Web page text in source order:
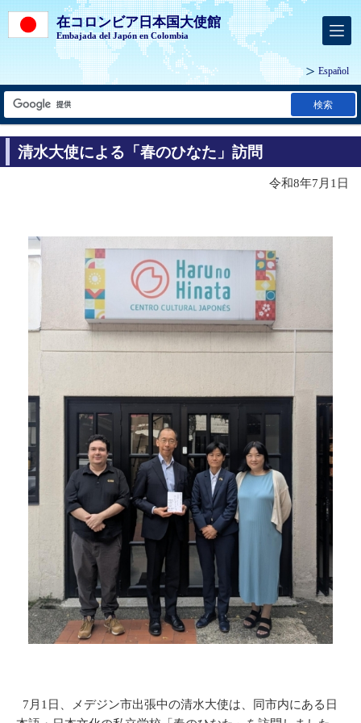
在コロンビア日本国大使館
Embajada del Japón en Colombia
Español
検索
清水大使による「春のひなた」訪問
令和8年7月1日
7月1日、メデジン市出張中の清水大使は、同市内にある日